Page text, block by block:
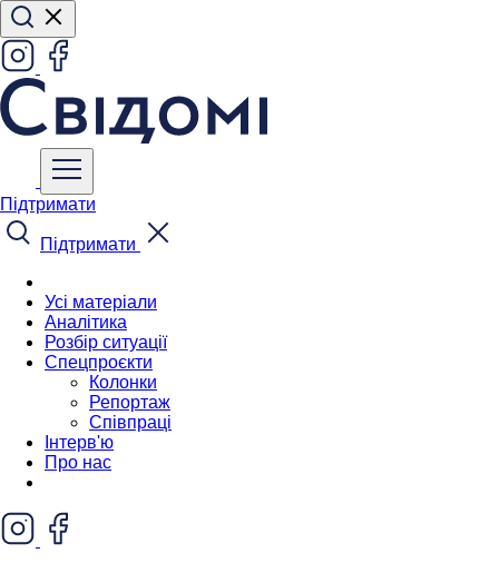
Підтримати
Підтримати
Усі матеріали
Аналітика
Розбір ситуації
Спецпроєкти
Колонки
Репортаж
Співпраці
Інтерв'ю
Про нас